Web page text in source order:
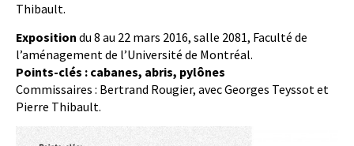
Thibault.
Exposition du 8 au 22 mars 2016, salle 2081, Faculté de
l’aménagement de l’Université de Montréal.
Points-clés : cabanes, abris, pylônes
Commissaires : Bertrand Rougier, avec Georges Teyssot et
Pierre Thibault.